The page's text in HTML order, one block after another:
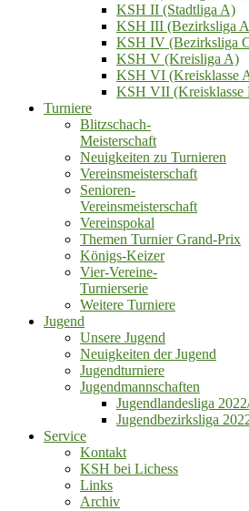
KSH II (Stadtliga A)
KSH III (Bezirksliga
KSH IV (Bezirksliga
KSH V (Kreisliga A)
KSH VI (Kreisklasse
KSH VII (Kreisklasse
Turniere
Blitzschach‑
Meisterschaft
Neuigkeiten zu Turnieren
Vereinsmeisterschaft
Senioren‑
Vereinsmeisterschaft
Vereinspokal
Themen Turnier Grand‑Prix
Königs‑Keizer
Vier‑Vereine‑
Turnierserie
Weitere Turniere
Jugend
Unsere Jugend
Neuigkeiten der Jugend
Jugendturniere
Jugendmannschaften
Jugendlandesliga
Jugendbezirksliga
Service
Kontakt
KSH bei Lichess
Links
Archiv